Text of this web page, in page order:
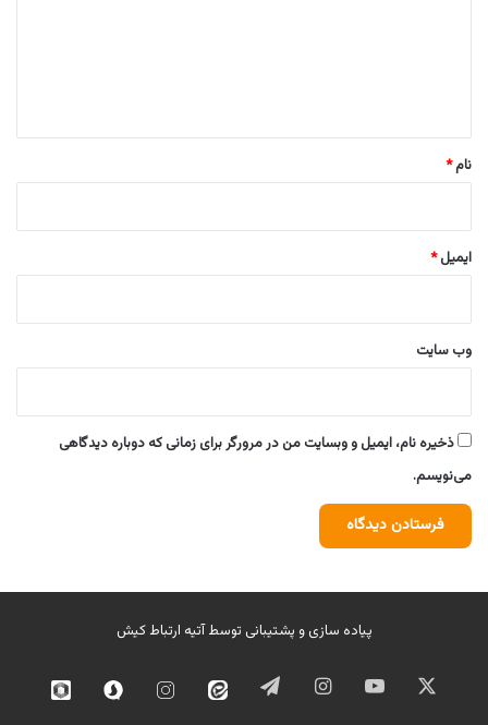
نام*
ایمیل*
وب‌ سایت
ذخیره نام، ایمیل و وبسایت من در مرورگر برای زمانی که دوباره دیدگاهی
می‌نویسم.
پیاده سازی و پشتیبانی توسطآتیه ارتباط کیش
ایکس یوتیوب اینستاگرامتلگرام ایتا اینستاگرامسروش